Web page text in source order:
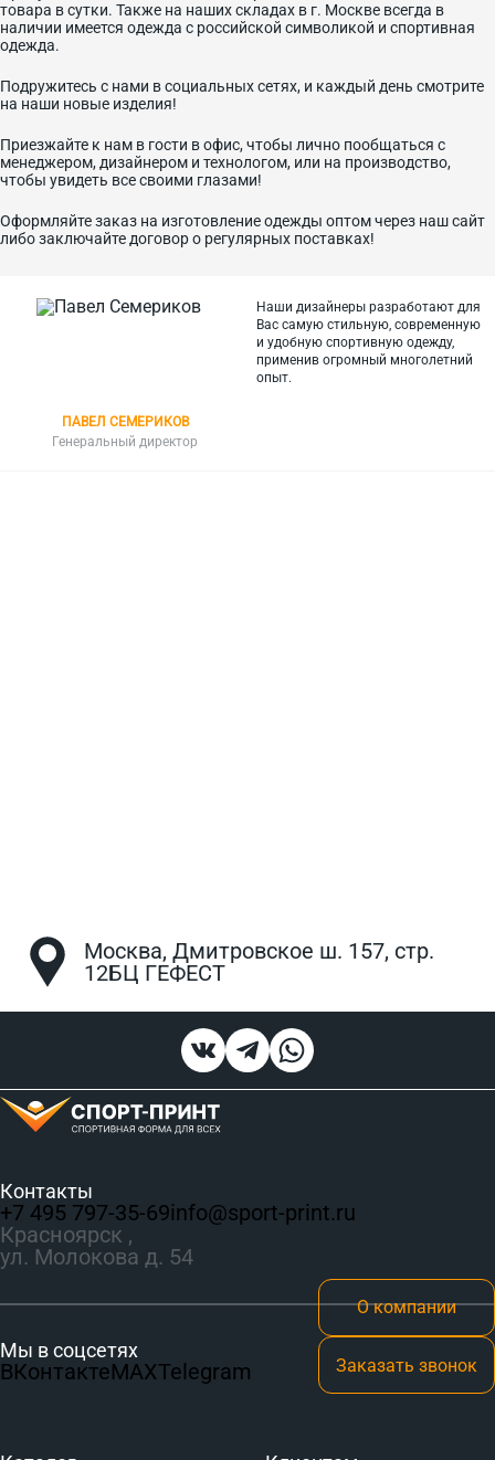
товара в сутки. Также на наших складах в г. Москве всегда в
наличии имеется одежда с российской символикой и спортивная
одежда.
Подружитесь с нами в социальных сетях, и каждый день смотрите
на наши новые изделия!
Приезжайте к нам в гости в офис, чтобы лично пообщаться с
менеджером, дизайнером и технологом, или на производство,
чтобы увидеть все своими глазами!
Оформляйте заказ на изготовление одежды оптом через наш сайт
либо заключайте договор о регулярных поставках!
ПАВЕЛ СЕМЕРИКОВ
Генеральный директор
Наши дизайнеры разработают для
Вас самую стильную, современную
и удобную спортивную одежду,
применив огромный многолетний
опыт.
Москва, Дмитровское ш. 157, стр.
12БЦ ГЕФЕСТ
Контакты
+7 495 797‑35-69info@sport-print.ru
Красноярск ,
ул. Молокова д. 54
Мы в соцсетях
ВКонтактеMAXTelegram
О компании
Заказать звонок